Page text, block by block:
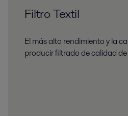
Filtro Textil
El más alto rendimiento y la
producir filtrado de calidad